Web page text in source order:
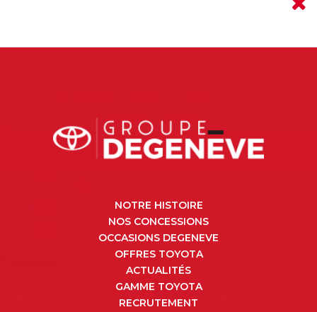
NOTRE HISTOIRE
NOS CONCESSIONS
OCCASIONS DEGENEVE
OFFRES TOYOTA
ACTUALITÉS
GAMME TOYOTA
RECRUTEMENT